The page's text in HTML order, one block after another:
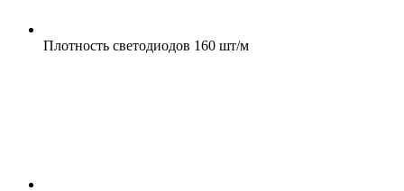
Плотность светодиодов 160 шт/м